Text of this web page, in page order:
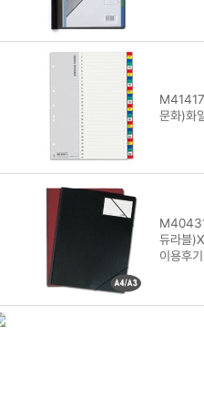
문화)화
듀라블
이용후